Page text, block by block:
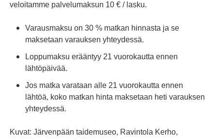
veloitamme palvelumaksun 10 € / lasku.
Varausmaksu on 30 % matkan hinnasta ja se
maksetaan varauksen yhteydessä.
Loppumaksu erääntyy 21 vuorokautta ennen
lähtöpäivää.
Jos matka varataan alle 21 vuorokautta ennen
lähtöä, koko matkan hinta maksetaan heti varauksen
yhteydessä.
Kuvat: Järvenpään taidemuseo, Ravintola Kerho,